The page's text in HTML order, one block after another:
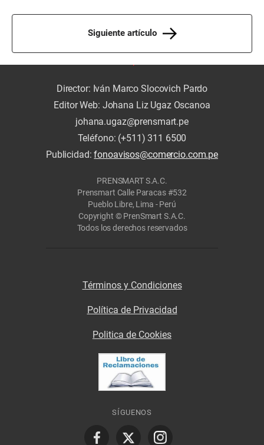
Siguiente artículo
Director: Iván Marco Slocovich Pardo
Editor Web: Johana Liz Ugaz Oscanoa
johana.ugaz@prensmart.pe
Teléfono: (+511) 311 6500
Publicidad:fonoavisos@comercio.com.pe
PRENSMART S.A.C.
Prensmart Calle Paracas #532
Pueblo Libre, Lima - Perú
Copyright © PrenSmart S.A.C.
Todos los derechos reservados
Términos y Condiciones
Política de Privacidad
Politica de Cookies
SÍGUENOS